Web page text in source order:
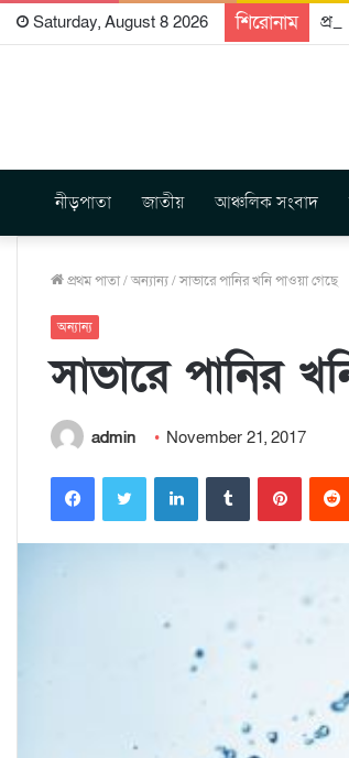
Saturday, August 8 2026 শিরোনাম
নীড়পাতা জাতীয় আঞ্চলিক সংবাদ
প্রথম পাতা/অন্যান্য/সাভারে পানির খনি পাওয়া গেছে
অন্যান্য
সাভারে পানির
admin November 21, 2017